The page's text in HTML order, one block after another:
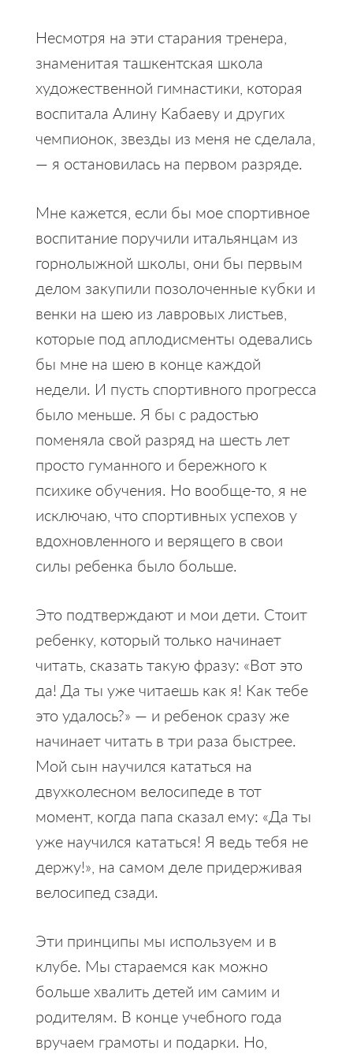
Несмотря на эти старания тренера,
знаменитая ташкентская школа
художественной гимнастики, которая
воспитала Алину Кабаеву и других
чемпионок, звезды из меня не сделала,
— я остановилась на первом разряде.
Мне кажется, если бы мое спортивное
воспитание поручили итальянцам из
горнолыжной школы, они бы первым
делом закупили позолоченные кубки и
венки на шею из лавровых листьев,
которые под аплодисменты одевались
бы мне на шею в конце каждой
недели. И пусть спортивного прогресса
было меньше. Я бы с радостью
поменяла свой разряд на шесть лет
просто гуманного и бережного к
психике обучения. Но вообще-то, я не
исключаю, что спортивных успехов у
вдохновленного и верящего в свои
силы ребенка было больше.
Это подтверждают и мои дети. Стоит
ребенку, который только начинает
читать, сказать такую фразу: «Вот это
да! Да ты уже читаешь как я! Как тебе
это удалось?» — и ребенок сразу же
начинает читать в три раза быстрее.
Мой сын научился кататься на
двухколесном велосипеде в тот
момент, когда папа сказал ему: «Да ты
уже научился кататься! Я ведь тебя не
держу!», на самом деле придерживая
велосипед сзади.
Эти принципы мы используем и в
клубе. Мы стараемся как можно
больше хвалить детей им самим и
родителям. В конце учебного года
вручаем грамоты и подарки. Но,